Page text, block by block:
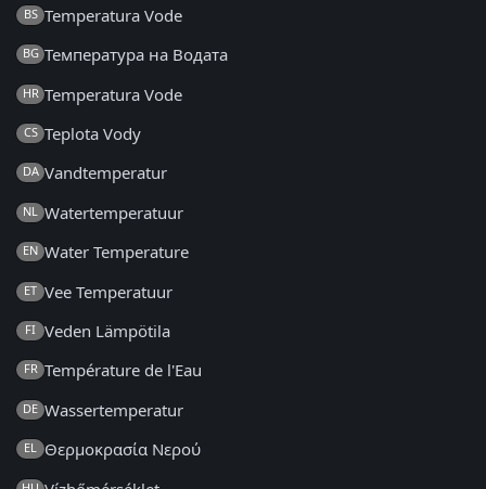
BS Temperatura Vode
BG Температура на Водата
HR Temperatura Vode
CS Teplota Vody
DA Vandtemperatur
NL Watertemperatuur
EN Water Temperature
ET Vee Temperatuur
FI Veden Lämpötila
FR Température de l'Eau
DE Wassertemperatur
EL Θερμοκρασία Νερού